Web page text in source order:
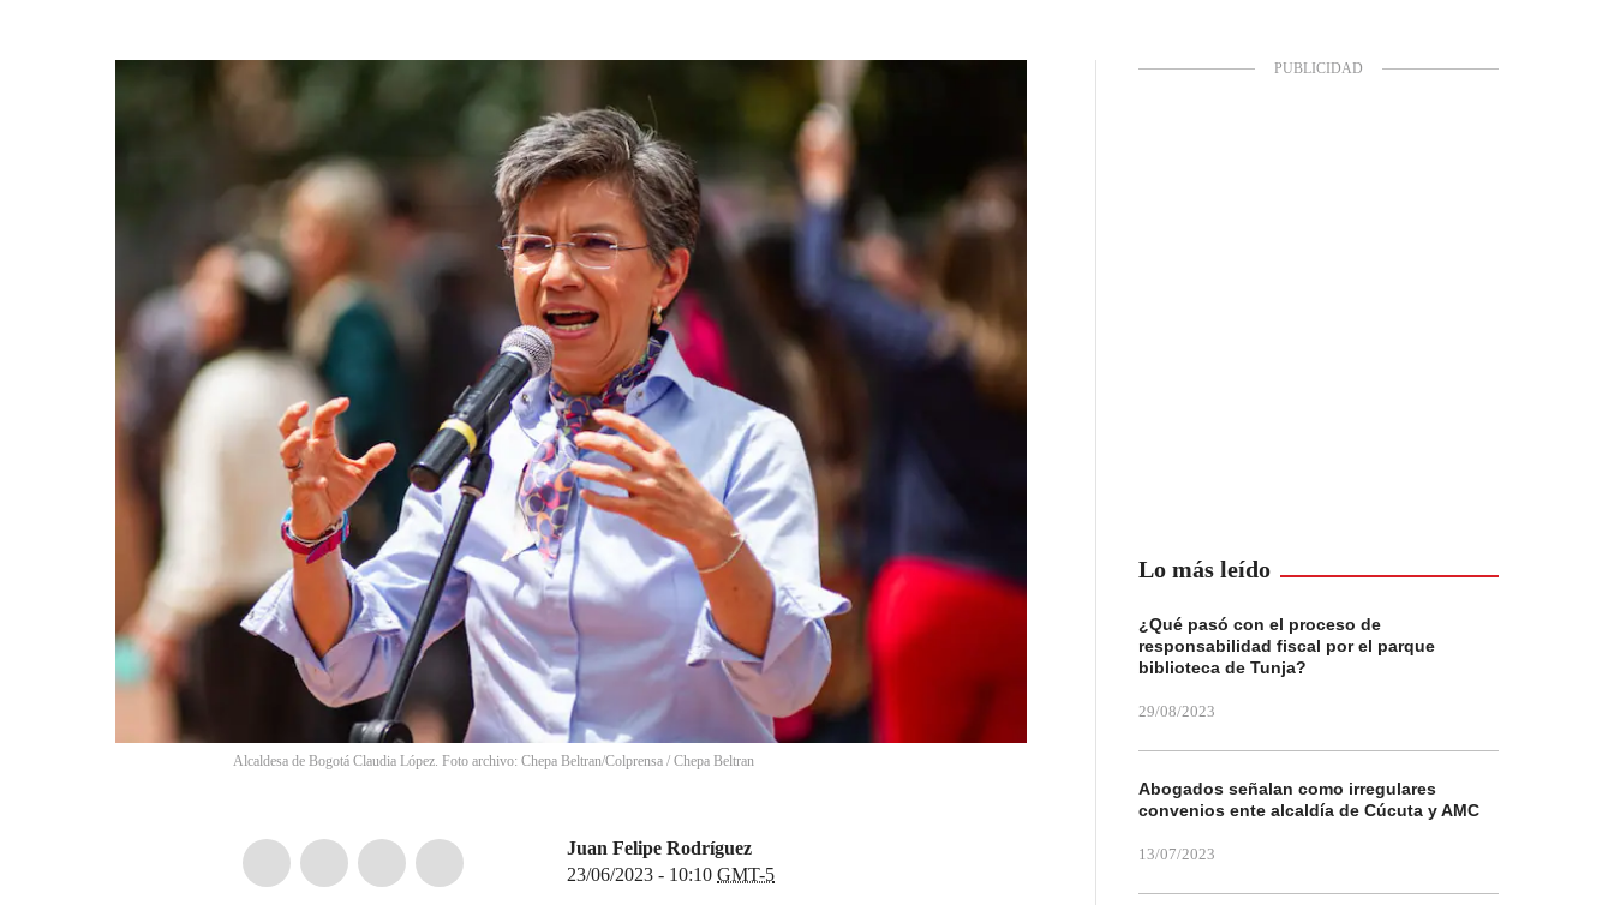
Alcaldesa de Bogotá Claudia López. Foto archivo: Chepa Beltran/Colprensa / Chepa Beltran
Juan Felipe Rodríguez
23/06/2023 - 10:10 GMT-5
Lo más leído
¿Qué pasó con el proceso de
responsabilidad fiscal por el parque
biblioteca de Tunja?
29/08/2023
Abogados señalan como irregulares
convenios ente alcaldía de Cúcuta y AMC
13/07/2023